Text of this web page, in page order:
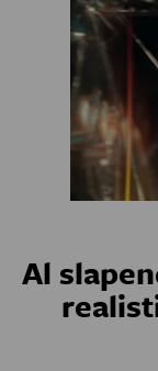
Al